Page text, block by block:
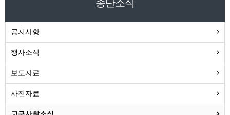
종단소식
공지사항
행사소식
보도자료
사진자료